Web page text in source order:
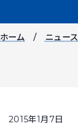
ホーム ニュース
2015年1月7日